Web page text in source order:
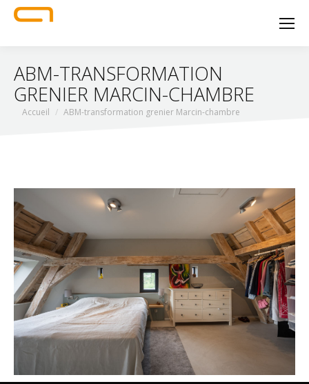
ABM-TRANSFORMATION
GRENIER MARCIN-CHAMBRE
Vous êtes ici :
Accueil ABM-transformation grenier Marcin-chambre